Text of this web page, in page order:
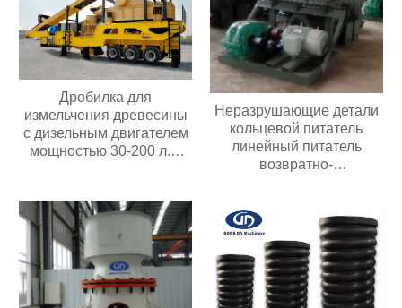
Дробилка для
измельчения древесины
с дизельным двигателем
мощностью 30-200 л.с.
Неразрушающие детали
кольцевой питатель
линейный питатель
возвратно-